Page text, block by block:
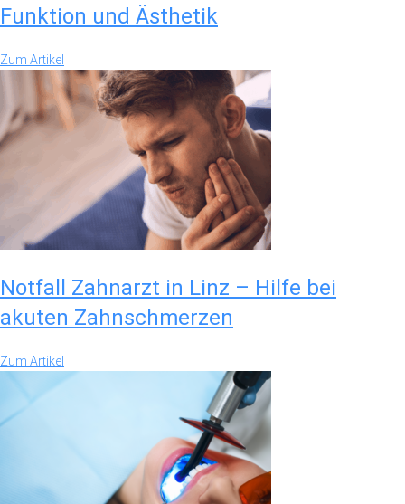
Funktion und Ästhetik
Zum Artikel
Notfall Zahnarzt in Linz – Hilfe bei
akuten Zahnschmerzen
Zum Artikel